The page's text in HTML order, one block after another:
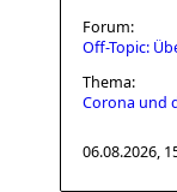
Forum:
Off-Topic:
Thema:
Corona und
06.08.2026,